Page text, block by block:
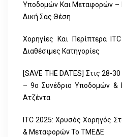
Υποδομών Και Μεταφορών –
Δική Σας Θέση
Χορηγίες Και Περίπτερα
Διαθέσιμες Κατηγορίες
[SAVE THE DATES] Στις 28-
– 9ο Συνέδριο Υποδομών
Ατζέντα
ITC 2025: Χρυσός Χορηγός
& Μεταφορών Το ΤΜΕΔΕ